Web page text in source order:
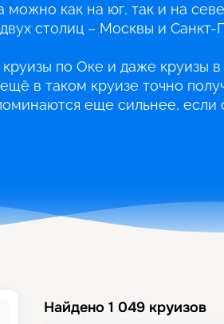
можно как на юг, так и на
столиц – Москвы и Санкт-
по Оке и даже круизы
в таком круизе точно
еще сильнее, если
Найдено 1 049 круизов